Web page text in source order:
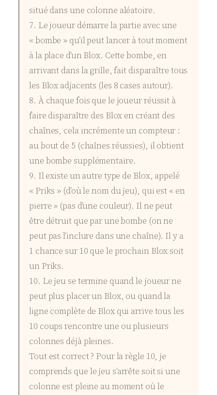
situé dans une colonne aléatoire.
7. Le joueur démarre la partie avec une
« bombe » qu’il peut lancer à tout moment
à la place d’un Blox. Cette bombe, en
arrivant dans la grille, fait disparaître tous
les Blox adjacents (les 8 cases autour).
8. À chaque fois que le joueur réussit à
faire disparaître des Blox en créant des
chaînes, cela incrémente un compteur :
au bout de 5 (chaînes réussies), il obtient
une bombe supplémentaire.
9. Il existe un autre type de Blox, appelé
« Priks » (d’où le nom du jeu), qui est « en
pierre » (pas d’une couleur). Il ne peut
être détruit que par une bombe (on ne
peut pas l’inclure dans une chaîne). Il y a
1 chance sur 10 que le prochain Blox soit
un Priks.
10. Le jeu se termine quand le joueur ne
peut plus placer un Blox, ou quand la
ligne complète de Blox qui arrive tous les
10 coups rencontre une ou plusieurs
colonnes déjà pleines.
Tout est correct ? Pour la règle 10, je
comprends que le jeu s’arrête soit si une
colonne est pleine au moment où le